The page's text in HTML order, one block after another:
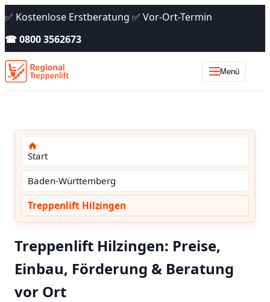
✅ Kostenlose Erstberatung ✅ Vor-Ort-Termin
☎ 0800 3562673
Menü
Start
Baden-Württemberg
Treppenlift Hilzingen
Treppenlift Hilzingen: Preise,
Einbau, Förderung & Beratung
vor Ort